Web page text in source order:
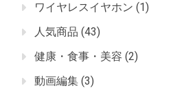
ワイヤレスイヤホン (1)
人気商品 (43)
健康・食事・美容 (2)
動画編集 (3)